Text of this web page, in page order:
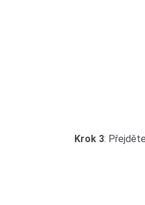
Krok 3: